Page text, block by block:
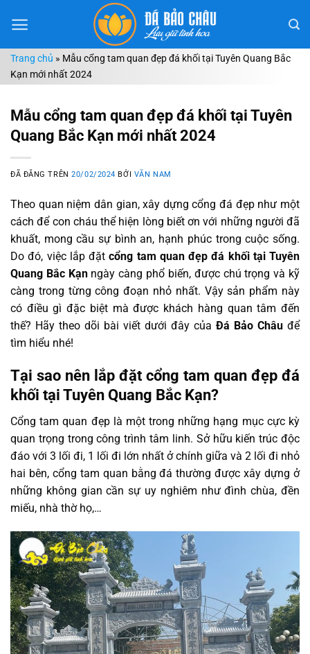
đến
dungTrang chủ » Mẫu cổng tam quan đẹp đá khối tại Tuyên Quang Bắc
Kạn mới nhất 2024
Mẫu cổng tam quan đẹp đá khối tại Tuyên
Quang Bắc Kạn mới nhất 2024
ĐÃ ĐĂNG TRÊN20/02/2024 BỞI VĂN NAM
Theo quan niệm dân gian, xây dựng cổng đá đẹp như một
cách để con cháu thể hiện lòng biết ơn với những người đã
khuất, mong cầu sự bình an, hạnh phúc trong cuộc sống.
Do đó, việc lắp đặtcổng tam quan đẹp đá khối tại Tuyên
Quang Bắc Kạnngày càng phổ biến, được chú trọng và kỹ
càng trong từng công đoạn nhỏ nhất. Vậy sản phẩm này
có điều gì đặc biệt mà được khách hàng quan tâm đến
thế? Hãy theo dõi bài viết dưới đây của Đá Bảo Châu để
tìm hiểu nhé!
Tại sao nên lắp đặt cổng tam quan đẹp đá
khối tại Tuyên Quang Bắc Kạn?
Cổng tam quan đẹp là một trong những hạng mục cực kỳ
quan trọng trong công trình tâm linh. Sở hữu kiến trúc độc
đáo với 3 lối đi, 1 lối đi lớn nhất ở chính giữa và 2 lối đi nhỏ
hai bên, cổng tam quan bằng đá thường được xây dựng ở
những không gian cần sự uy nghiêm như đình chùa, đền
miếu, nhà thờ họ,…